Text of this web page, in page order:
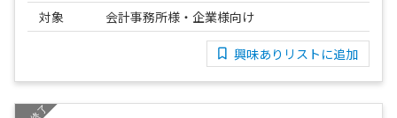
対象 会計事務所様・企業様向け
興味ありリストに追加